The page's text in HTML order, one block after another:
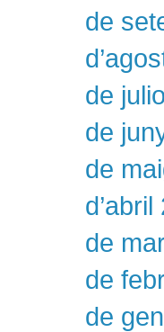
de
de
de
de
d’abril
de
de
de